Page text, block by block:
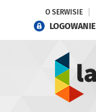
O SERWISIE
LOGOWANIE